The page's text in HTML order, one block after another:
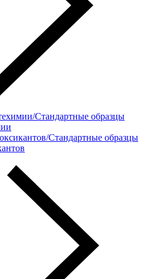
Стандартные образцы
Стандартные образцы